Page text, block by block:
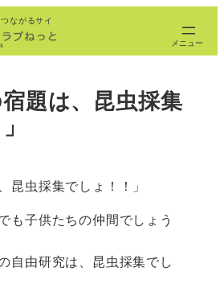
ながるサイ
宿題は、昆虫採集
昆虫採集でしょ！！」
も子供たちの仲間でしょう
自由研究は、昆虫採集でし